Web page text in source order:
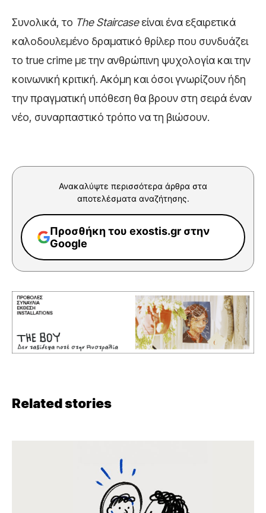
Συνολικά, το The Staircaseείναι ένα εξαιρετικά
καλοδουλεμένο δραματικό θρίλερ που συνδυάζει
το true crime με την ανθρώπινη ψυχολογία και την
κοινωνική κριτική. Ακόμη και όσοι γνωρίζουν ήδη
την πραγματική υπόθεση θα βρουν στη σειρά έναν
νέο, συναρπαστικό τρόπο να τη βιώσουν.
Ανακαλύψτε περισσότερα άρθρα στα
αποτελέσματα αναζήτησης.
Προσθήκη του exostis.gr στην
Google
Related stories